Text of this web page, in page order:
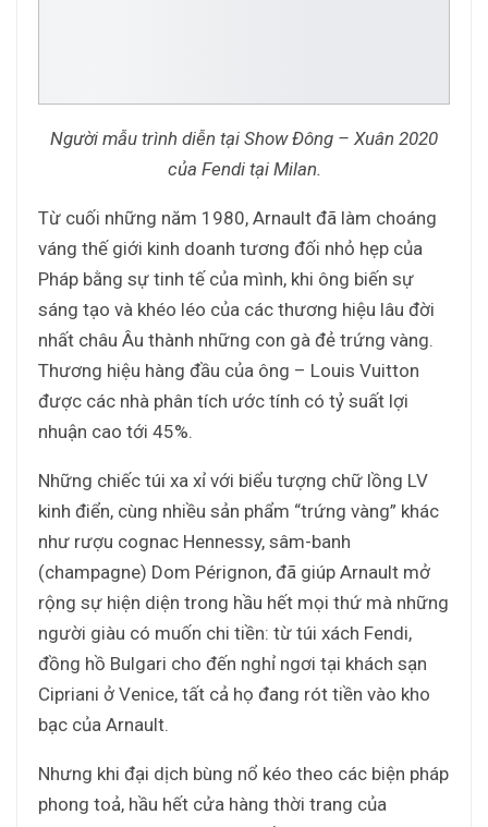
Người mẫu trình diễn tại Show Đông – Xuân 2020
của Fendi tại Milan.
Từ cuối những năm 1980, Arnault đã làm choáng
váng thế giới kinh doanh tương đối nhỏ hẹp của
Pháp bằng sự tinh tế của mình, khi ông biến sự
sáng tạo và khéo léo của các thương hiệu lâu đời
nhất châu Âu thành những con gà đẻ trứng vàng.
Thương hiệu hàng đầu của ông – Louis Vuitton
được các nhà phân tích ước tính có tỷ suất lợi
nhuận cao tới 45%.
Những chiếc túi xa xỉ với biểu tượng chữ lồng LV
kinh điển, cùng nhiều sản phẩm “trứng vàng” khác
như rượu cognac Hennessy, sâm-banh
(champagne) Dom Pérignon, đã giúp Arnault mở
rộng sự hiện diện trong hầu hết mọi thứ mà những
người giàu có muốn chi tiền: từ túi xách Fendi,
đồng hồ Bulgari cho đến nghỉ ngơi tại khách sạn
Cipriani ở Venice, tất cả họ đang rót tiền vào kho
bạc của Arnault.
Nhưng khi đại dịch bùng nổ kéo theo các biện pháp
phong toả, hầu hết cửa hàng thời trang của